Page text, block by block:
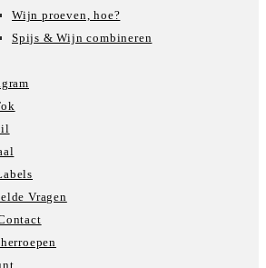
Wijn proeven, hoe?
Spijs & Wijn combineren
Vragen